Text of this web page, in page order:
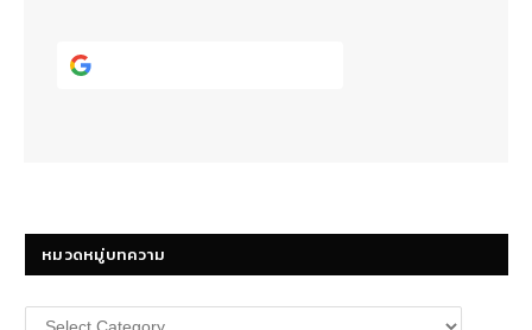
หมวดหมู่บทความ
หมวด